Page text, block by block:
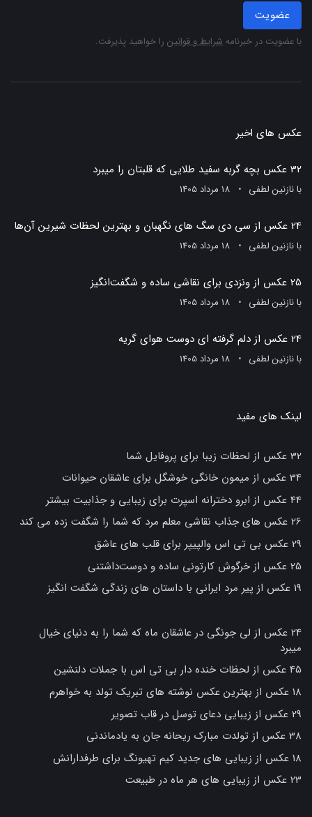
عضویت
با عضویت در خبرنامه شرایط و قوانین را خواهید پذیرفت.
عکس های اخیر
32 عکس بچه گربه سفید طلایی که قلبتان را میبرد
بانازنین لطفی 18 مرداد 1405
24 عکس از سی دی سگ های نگهبان و بهترین لحظات شیرین آن‌ها
بانازنین لطفی 18 مرداد 1405
25 عکس از ونزدی برای نقاشی ساده و شگفت‌انگیز
بانازنین لطفی 18 مرداد 1405
24 عکس از دلم گرفته ای دوست هوای گریه
بانازنین لطفی 18 مرداد 1405
لینک های مفید
32 عکس از لحظات زیبا برای پروفایل شما
34 عکس از میمون خانگی خوشگل برای عاشقان حیوانات
44 عکس از ابرو دخترانه اسپرت برای زیبایی و جذابیت بیشتر
26 عکس های جذاب نقاشی معلم مرد که شما را شگفت زده می کند
29 عکس بی تی اس والپیپر برای قلب های عاشق
25 عکس از خرگوش کارتونی ساده و دوست‌داشتنی
19 عکس از پیر مرد ایرانی با داستان های زندگی شگفت انگیز
24 عکس از لی جونگی در عاشقان ماه که شما را به دنیای خیال
میبرد
45 عکس از لحظات خنده دار بی تی اس با جملات دلنشین
18 عکس از بهترین عکس نوشته های تبریک تولد به خواهرم
29 عکس از زیبایی دعای توسل در قاب تصویر
38 عکس از تولدت مبارک ریحانه جان به یادماندنی
18 عکس از زیبایی های جدید کیم تهیونگ برای طرفدارانش
23 عکس از زیبایی های هر ماه در طبیعت